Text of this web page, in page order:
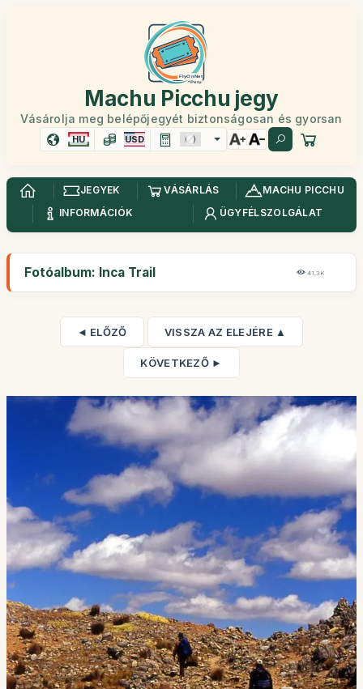
Machu Picchu jegy
Vásárolja meg belépőjegyét biztonságosan és gyorsan
HU USD
JEGYEK VÁSÁRLÁS
MACHU PICCHU
INFORMÁCIÓK
ÜGYFÉLSZOLGÁLAT
Fotóalbum: Inca Trail 41,3K
◄ ELŐZŐ VISSZA AZ ELEJÉRE ▲
KÖVETKEZŐ ►